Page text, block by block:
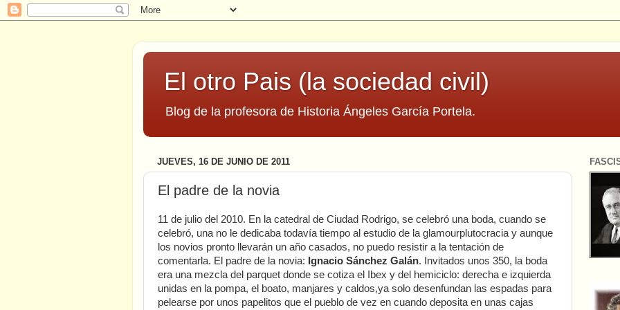
El otro Pais (la sociedad civil)
Blog de la profesora de Historia Ángeles García Portela.
JUEVES, 16 DE JUNIO DE 2011
El padre de la novia
11 de julio del 2010. En la catedral de Ciudad Rodrigo, se celebró una boda, cuando se
celebró, una no le dedicaba todavía tiempo al estudio de la glamourplutocracia y aunque
los novios pronto llevarán un año casados, no puedo resistir a la tentación de
comentarla. El padre de la novia: Ignacio Sánchez Galán. Invitados unos 350, la boda
era una mezcla del parquet donde se cotiza el Ibex y del hemiciclo: derecha e izquierda
unidas en la pompa, el boato, manjares y caldos,ya solo desenfundan las espadas para
pelearse por unos papelitos que el pueblo de vez en cuando deposita en unas cajas